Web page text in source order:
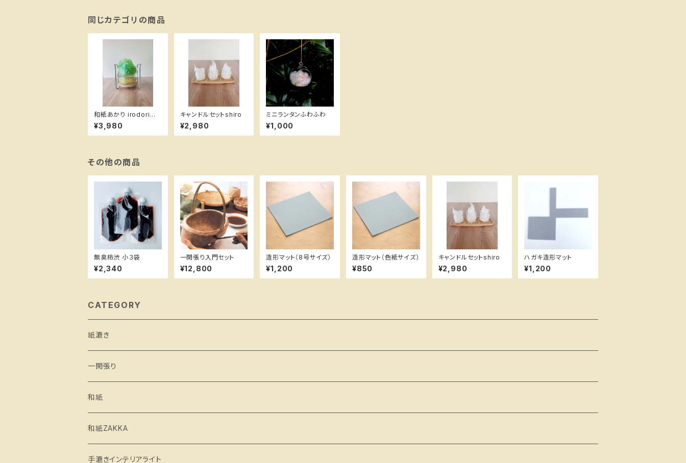
同じカテゴリの商品
和紙あかり irodoriダ
ブル
¥3,980
キャンドルセットshiro
¥2,980
ミニランタンふわふわ
¥1,000
その他の商品
無臭柿渋 小３袋
¥2,340
一閑張り入門セット
¥12,800
造形マット（8号サイズ）
¥1,200
造形マット（色紙サイズ）
¥850
キャンドルセットshiro
¥2,980
ハガキ造形マット
¥1,200
CATEGORY
紙漉き
一閑張り
和紙
和紙ZAKKA
手漉きインテリアライト